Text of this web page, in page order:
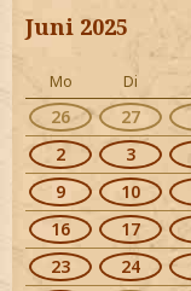
Juni 2025
Mo Di
26 27
2
3
9
10
16
17
23
24